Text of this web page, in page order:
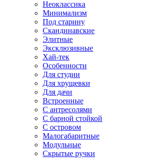
Неоклассика
Минимализм
Под старину
Скандинавские
Элитные
Эксклюзивные
Хай-тек
Особенности
Для студии
Для хрущевки
Для дачи
Встроенные
С антресолями
С барной стойкой
С островом
Малогабаритные
Модульные
Скрытые ручки